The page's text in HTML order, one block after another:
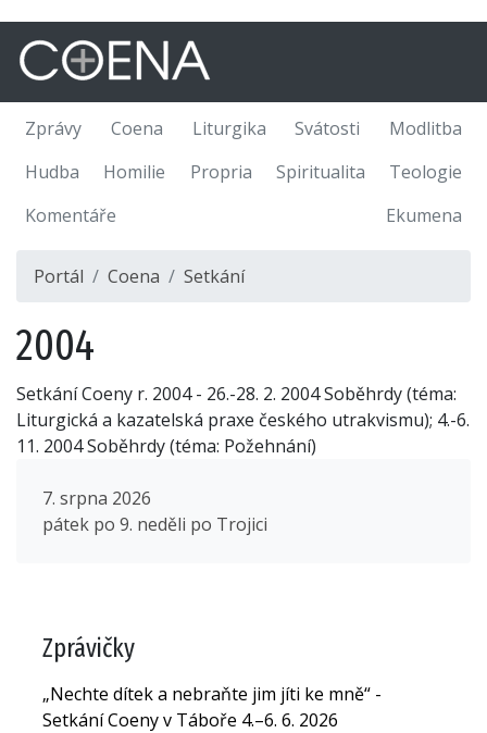
Zprávy Coena Liturgika Svátosti
Modlitba
Hudba
Homilie Propria Spiritualita
Teologie
Komentáře
Ekumena
Portál Coena Setkání
2004
Setkání Coeny r. 2004 - 26.-28. 2. 2004 Soběhrdy (téma:
Liturgická a kazatelská praxe českého utrakvismu); 4.-6.
11. 2004 Soběhrdy (téma: Požehnání)
7. srpna 2026
pátek po 9. neděli po Trojici
Zprávičky
„Nechte dítek a nebraňte jim jíti ke mně“ -
Setkání Coeny v Táboře 4.–6. 6. 2026